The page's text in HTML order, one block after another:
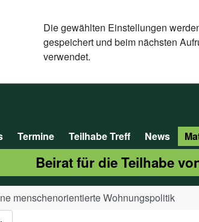
Die gewählten Einstellungen
gespeichert und beim nächsten
verwendet.
Termine Teilhabe Treff News
Beirat für die Teilhabe
menschenorientierte Wohnungspolitik